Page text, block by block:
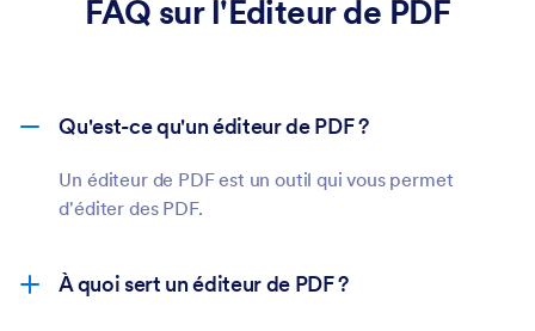
FAQ sur l'Éditeur de PDF
Qu'est-ce qu'un éditeur de PDF ?
Un éditeur de PDF est un outil qui vous permet
d'éditer des PDF.
À quoi sert un éditeur de PDF ?